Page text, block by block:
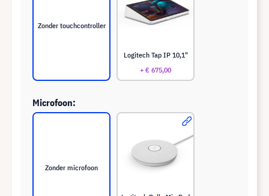
Zonder touchcontroller
Logitech Tap IP 10,1"
+ € 675,00
Microfoon:
Zonder microfoon